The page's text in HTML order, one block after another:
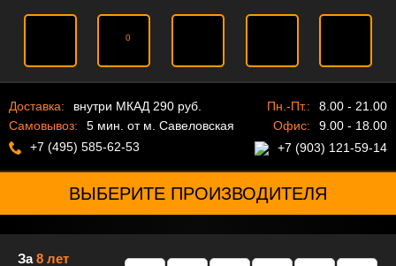
0
Доставка:
внутри МКАД 290 руб.
Самовывоз:
5 мин. от м. Савеловская
+7 (495) 585-62-53
Пн.-Пт.:
8.00 - 21.00
Офис:
9.00 - 18.00
+7 (903) 121-59-14
ВЫБЕРИТЕ ПРОИЗВОДИТЕЛЯ
За8 лет